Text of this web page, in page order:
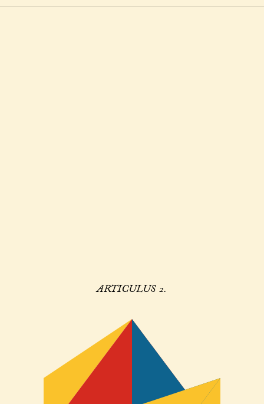
ARTICULUS 2.